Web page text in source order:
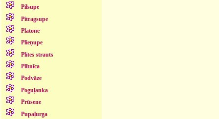
Pilsupe
Pitragsupe
Platone
Plieņupe
Plītes strauts
Plītnīca
Podvāze
Poguļanka
Prūsene
Pupaļurga